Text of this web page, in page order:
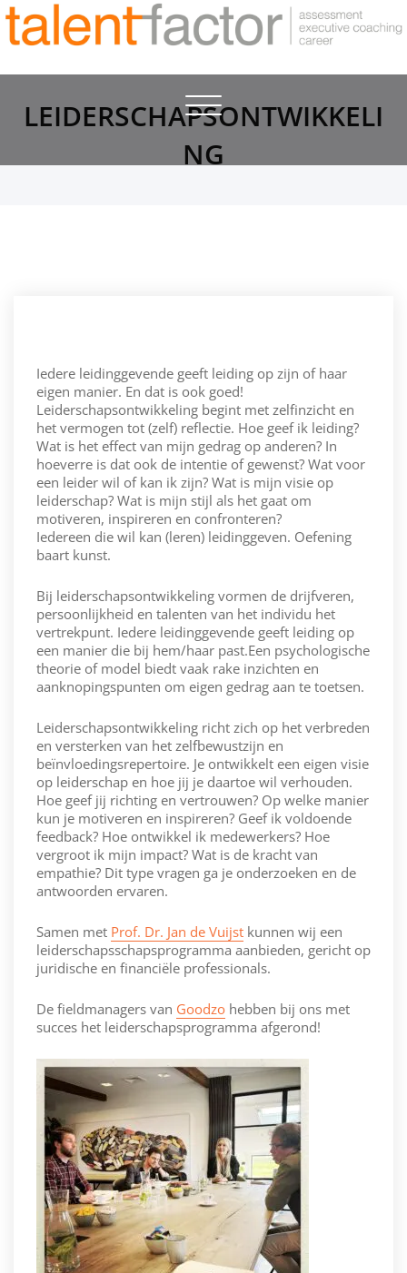
Toggle
navigation
LEIDERSCHAPSONTWIKKELI
NG
Iedere leidinggevende geeft leiding op zijn of haar
eigen manier. En dat is ook goed!
Leiderschapsontwikkeling begint met zelfinzicht en
het vermogen tot (zelf) reflectie. Hoe geef ik leiding?
Wat is het effect van mijn gedrag op anderen? In
hoeverre is dat ook de intentie of gewenst? Wat voor
een leider wil of kan ik zijn? Wat is mijn visie op
leiderschap? Wat is mijn stijl als het gaat om
motiveren, inspireren en confronteren?
Iedereen die wil kan (leren) leidinggeven. Oefening
baart kunst.
Bij leiderschapsontwikkeling vormen de drijfveren,
persoonlijkheid en talenten van het individu het
vertrekpunt. Iedere leidinggevende geeft leiding op
een manier die bij hem/haar past.Een psychologische
theorie of model biedt vaak rake inzichten en
aanknopingspunten om eigen gedrag aan te toetsen.
Leiderschapsontwikkeling richt zich op het verbreden
en versterken van het zelfbewustzijn en
beïnvloedingsrepertoire. Je ontwikkelt een eigen visie
op leiderschap en hoe jij je daartoe wil verhouden.
Hoe geef jij richting en vertrouwen? Op welke manier
kun je motiveren en inspireren? Geef ik voldoende
feedback? Hoe ontwikkel ik medewerkers? Hoe
vergroot ik mijn impact? Wat is de kracht van
empathie? Dit type vragen ga je onderzoeken en de
antwoorden ervaren.
Samen met Prof. Dr. Jan de Vuijst kunnen wij een
leiderschapsschapsprogramma aanbieden, gericht op
juridische en financiële professionals.
De fieldmanagers van Goodzo hebben bij ons met
succes het leiderschapsprogramma afgerond!